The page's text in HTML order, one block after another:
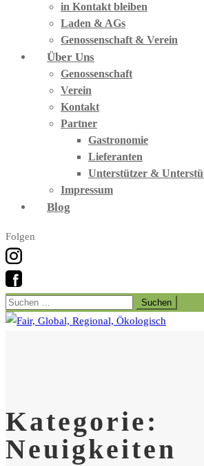
in Kontakt bleiben
Laden & AGs
Genossenschaft & Verein
Über Uns
Genossenschaft
Verein
Kontakt
Partner
Gastronomie
Lieferanten
Unterstützer &
Impressum
Blog
Folgen
Suchen
nach:
Kategorie:
Neuigkeiten